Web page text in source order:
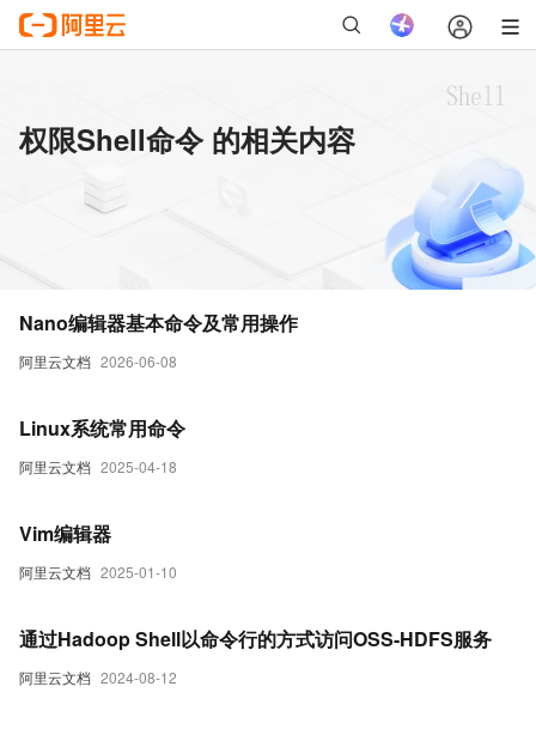
权限Shell命令 的相关内容
阿里云文档 2026-06-08
Nano编辑器基本命令及常用操作
阿里云文档 2025-04-18
Linux系统常用命令
阿里云文档 2025-01-10
Vim编辑器
阿里云文档 2024-08-12
通过Hadoop Shell以命令行的方式访问OSS-HDFS服务